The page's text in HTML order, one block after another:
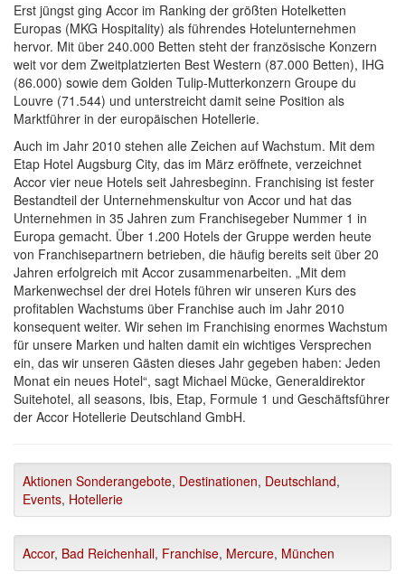
Erst jüngst ging Accor im Ranking der größten Hotelketten
Europas (MKG Hospitality) als führendes Hotelunternehmen
hervor. Mit über 240.000 Betten steht der französische Konzern
weit vor dem Zweitplatzierten Best Western (87.000 Betten), IHG
(86.000) sowie dem Golden Tulip-Mutterkonzern Groupe du
Louvre (71.544) und unterstreicht damit seine Position als
Marktführer in der europäischen Hotellerie.
Auch im Jahr 2010 stehen alle Zeichen auf Wachstum. Mit dem
Etap Hotel Augsburg City, das im März eröffnete, verzeichnet
Accor vier neue Hotels seit Jahresbeginn. Franchising ist fester
Bestandteil der Unternehmenskultur von Accor und hat das
Unternehmen in 35 Jahren zum Franchisegeber Nummer 1 in
Europa gemacht. Über 1.200 Hotels der Gruppe werden heute
von Franchisepartnern betrieben, die häufig bereits seit über 20
Jahren erfolgreich mit Accor zusammenarbeiten. „Mit dem
Markenwechsel der drei Hotels führen wir unseren Kurs des
profitablen Wachstums über Franchise auch im Jahr 2010
konsequent weiter. Wir sehen im Franchising enormes Wachstum
für unsere Marken und halten damit ein wichtiges Versprechen
ein, das wir unseren Gästen dieses Jahr gegeben haben: Jeden
Monat ein neues Hotel“, sagt Michael Mücke, Generaldirektor
Suitehotel, all seasons, Ibis, Etap, Formule 1 und Geschäftsführer
der Accor Hotellerie Deutschland GmbH.
Aktionen Sonderangebote, Destinationen, Deutschland,
Events, Hotellerie
Accor, Bad Reichenhall, Franchise, Mercure, München